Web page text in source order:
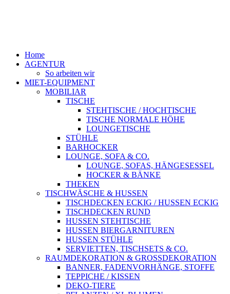
Home
AGENTUR
So arbeiten wir
MIET-EQUIPMENT
MOBILIAR
TISCHE
STEHTISCHE / HOCHTISCHE
TISCHE NORMALE HÖHE
LOUNGETISCHE
STÜHLE
BARHOCKER
LOUNGE, SOFA & CO.
LOUNGE, SOFAS, HÄNGESESSEL
HOCKER & BÄNKE
THEKEN
TISCHWÄSCHE & HUSSEN
TISCHDECKEN ECKIG / HUSSEN ECKIG
TISCHDECKEN RUND
HUSSEN STEHTISCHE
HUSSEN BIERGARNITUREN
HUSSEN STÜHLE
SERVIETTEN, TISCHSETS & CO.
RAUMDEKORATION & GROSSDEKORATION
BANNER, FADENVORHÄNGE, STOFFE
TEPPICHE / KISSEN
DEKO-TIERE